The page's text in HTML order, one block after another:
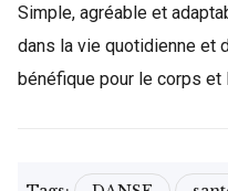
Simple, agréable et
dans la vie quotidienne et
bénéfique pour le corps et